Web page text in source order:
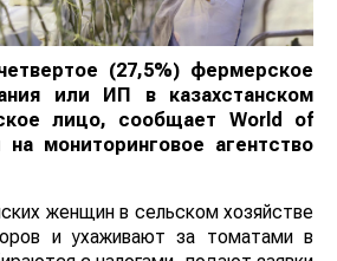
(27,5%) фермерское
или ИП в казахстанском
лицо, сообщает World
of
мониторинговое агентство
женщин в сельском хозяйстве
и ухаживают за томатами в